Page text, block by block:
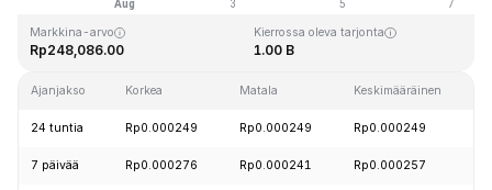
Markkina-arvo
Rp248,086.00
Kierrossa oleva tarjonta
1.00 B
Ajanjakso Korkea Matala Keskimääräinen
24 tuntia Rp0.000249 Rp0.000249 Rp0.000249
7 päivää Rp0.000276 Rp0.000241 Rp0.000257